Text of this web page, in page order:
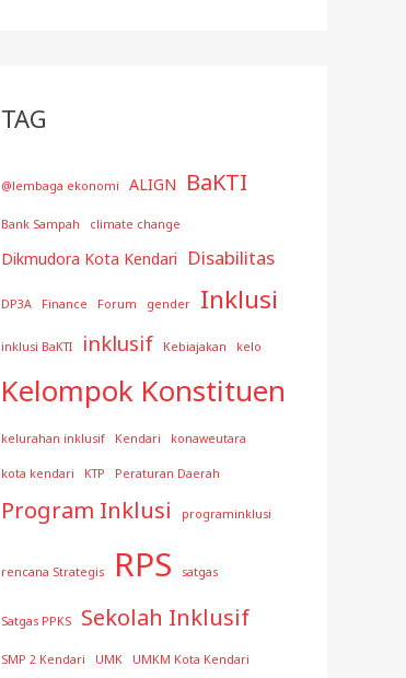
TAG
@lembaga ekonomi ALIGN BaKTI
Bank Sampah climate change
Dikmudora Kota Kendari Disabilitas
DP3A Finance Forum gender Inklusi
inklusi BaKTI inklusif Kebiajakan kelo
Kelompok Konstituen
kelurahan inklusif Kendari konaweutara
kota kendari KTP Peraturan Daerah
Program Inklusi programinklusi
rencana Strategis RPS satgas
Satgas PPKS Sekolah Inklusif
SMP 2 Kendari UMK UMKM Kota Kendari